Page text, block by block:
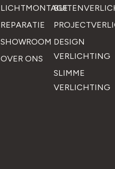
LICHTMONTAGE
REPARATIE
SHOWROOM
OVER ONS
DESIGN
VERLICHTING
SLIMME
VERLICHTING